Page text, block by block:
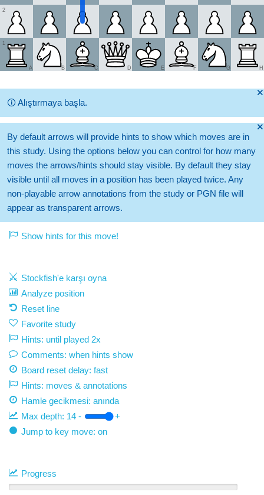
1
2
A B C D E F G H
🞫
🛈Alıştırmaya başla.
🞫
By default arrows will provide hints to show which moves are in
this study. Using the options below you can control for how many
moves the arrows/hints should stay visible. By default they stay
visible until all moves in a position has been played twice. Any
non-playable arrow annotations from the study or PGN file will
appear as transparent arrows.
Show hints for this move!
Stockfish'e karşı oyna
Analyze position
Reset line
Favorite study
Hints: until played 2x
Comments: when hints show
Board reset delay: fast
Hints: moves & annotations
Hamle gecikmesi: anında
Max depth: 14 -
+
Jump to key move: on
Progress